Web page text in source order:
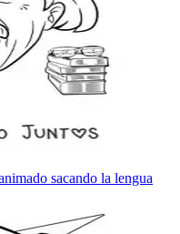
sacando la lengua